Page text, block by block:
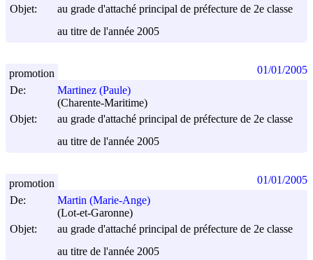
Objet:
au grade d'attaché principal de préfecture de 2e classe
au titre de l'année 2005
De:
Martinez (Paule)
(Charente-Maritime)
Objet:
au grade d'attaché principal de préfecture de 2e classe
au titre de l'année 2005
promotion 01/01/2005
De:
Martin (Marie-Ange)
(Lot-et-Garonne)
Objet:
au grade d'attaché principal de préfecture de 2e classe
au titre de l'année 2005
promotion 01/01/2005